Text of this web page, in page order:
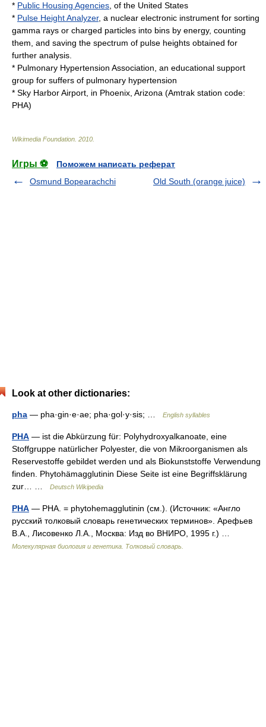
* Public Housing Agencies , of the United States
* Pulse Height Analyzer, a nuclear electronic instrument for sorting
gamma rays or charged particles into bins by energy, counting
them, and saving the spectrum of pulse heights obtained for
further analysis.
* Pulmonary Hypertension Association , an educational support
group for suffers of pulmonary hypertension
* Sky Harbor Airport , in Phoenix, Arizona (Amtrak station code:
PHA)
Wikimedia Foundation 2010
Игры ⚽
Поможем написать реферат
Osmund Bopearachchi
Old South (orange juice)
Look at other dictionaries:
pha — pha·gin·e·ae; pha·gol·y·sis; … English syllables
PHA — ist die Abkürzung für: Polyhydroxyalkanoate, eine
Stoffgruppe natürlicher Polyester, die von Mikroorganismen als
Reservestoffe gebildet werden und als Biokunststoffe Verwendung
finden. Phytohämagglutinin Diese Seite ist eine Begriffsklärung
zur… …
Deutsch Wikipedia
PHA — PHA. = phytohemagglutinin (см.). (Источник: «Англо
русский толковый словарь генетических терминов». Арефьев
В.А., Лисовенко Л.А., Москва: Изд во ВНИРО, 1995 г.) …
Молекулярная биология и генетика. Толковый словарь.